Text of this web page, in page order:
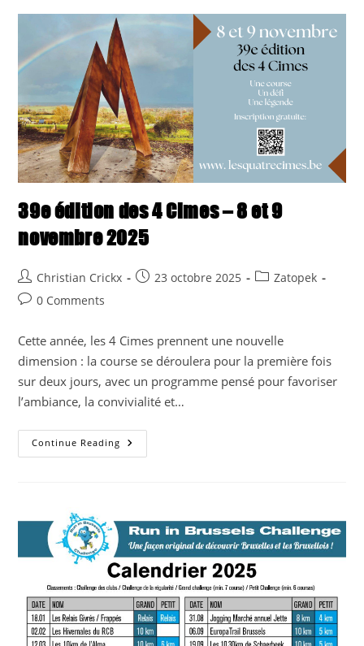
39e édition des 4 Cimes – 8 et 9
novembre 2025
Post
author:
Christian Crickx
Post23 octobre 2025
PostZatopek
Post0 Comments
Cette année, les 4 Cimes prennent une nouvelle
dimension : la course se déroulera pour la première fois
sur deux jours, avec un programme pensé pour favoriser
l’ambiance, la convivialité et…
Continue Reading
39e
Édition
Et
Novembre
2025